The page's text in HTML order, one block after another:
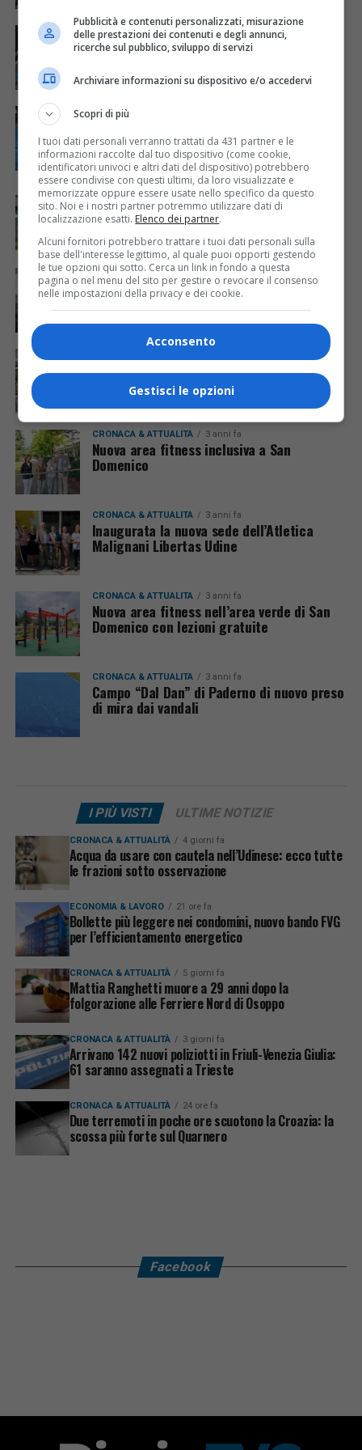
SPORT 3 anni fa
A Udine il mondiale di scherma U20 con
quasi 1000 atleti provenienti da 62 Paesi
CRONACA & ATTUALITÀ
Nuove tariffe per le piscine comunali. Sarà
introdotto un tornello “conta ore”
CRONACA & ATTUALITÀ 3 anni fa
Il Carnera si rifà il look. Sarà riposato
anche un nuovo parquet
CRONACA & ATTUALITÀ 3 anni fa
Fondi per le associazioni che gestiscono
gli impianti sportivi: incontro in Comune
“Ragazze in Tandem alla cieca” ha fatto
tappa a Udine
CRONACA & ATTUALITÀ 3 anni fa
Nuova area fitness inclusiva a San
Domenico
CRONACA & ATTUALITÀ 3 anni fa
Inaugurata la nuova sede dell’Atletica
Malignani Libertas Udine
CRONACA & ATTUALITÀ 3 anni fa
Nuova area fitness nell’area verde di San
Domenico con lezioni gratuite
CRONACA & ATTUALITÀ 3 anni fa
Campo “Dal Dan” di Paderno di nuovo preso
di mira dai vandali
I PIÙ VISTI ULTIME NOTIZIE
CRONACA & ATTUALITÀ 4 giorni fa
Acqua da usare con cautela nell’Udinese: ecco tutte
le frazioni sotto osservazione
ECONOMIA & LAVORO 21 ore fa
Bollette più leggere nei condomini, nuovo bando FVG
per l’efficientamento energetico
CRONACA & ATTUALITÀ 5 giorni fa
Mattia Ranghetti muore a 29 anni dopo la
folgorazione alle Ferriere Nord di Osoppo
CRONACA & ATTUALITÀ 3 giorni fa
Arrivano 142 nuovi poliziotti in Friuli-Venezia Giulia:
61 saranno assegnati a Trieste
CRONACA & ATTUALITÀ 24 ore fa
Due terremoti in poche ore scuotono la Croazia: la
scossa più forte sul Quarnero
Facebook
Pubblicità e contenuti personalizzati, misurazione
delle prestazioni dei contenuti e degli annunci,
ricerche sul pubblico, sviluppo di servizi
Archiviare informazioni su dispositivo e/o accedervi
Scopri di più
I tuoi dati personali verranno trattati da 431 partner e le
informazioni raccolte dal tuo dispositivo (come cookie,
identificatori univoci e altri dati del dispositivo) potrebbero
essere condivise con questi ultimi, da loro visualizzate e
memorizzate oppure essere usate nello specifico da questo
sito. Noi e i nostri partner potremmo utilizzare dati di
localizzazione esatti. Elenco dei partner.
Alcuni fornitori potrebbero trattare i tuoi dati personali sulla
base dell'interesse legittimo, al quale puoi opporti gestendo
le tue opzioni qui sotto. Cerca un link in fondo a questa
pagina o nel menu del sito per gestire o revocare il consenso
nelle impostazioni della privacy e dei cookie.
Acconsento
Gestisci le opzioni